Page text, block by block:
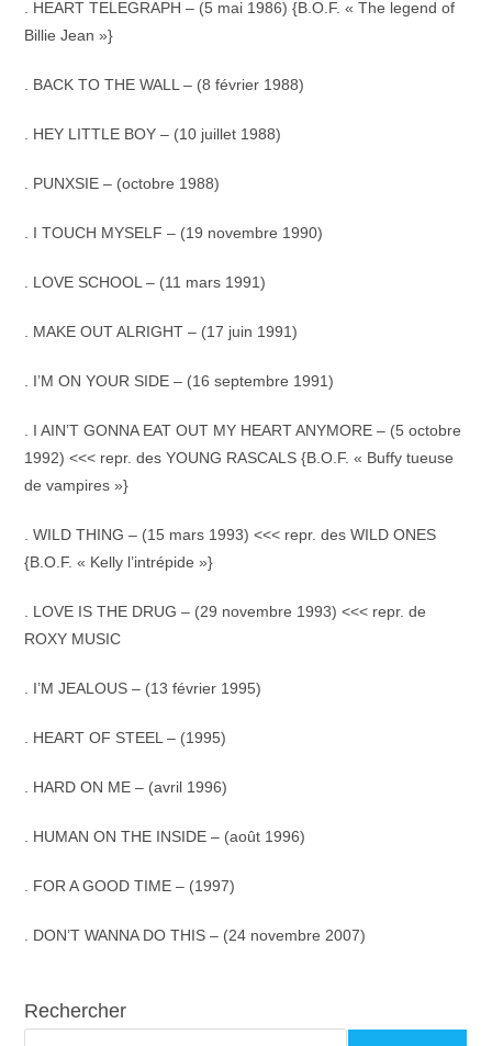
. HEART TELEGRAPH – (5 mai 1986) {B.O.F. « The legend of
Billie Jean »}
. BACK TO THE WALL – (8 février 1988)
. HEY LITTLE BOY – (10 juillet 1988)
. PUNXSIE – (octobre 1988)
. I TOUCH MYSELF – (19 novembre 1990)
. LOVE SCHOOL – (11 mars 1991)
. MAKE OUT ALRIGHT – (17 juin 1991)
. I’M ON YOUR SIDE – (16 septembre 1991)
. I AIN’T GONNA EAT OUT MY HEART ANYMORE – (5 octobre
1992) <<< repr. des YOUNG RASCALS {B.O.F. « Buffy tueuse
de vampires »}
. WILD THING – (15 mars 1993) <<< repr. des WILD ONES
{B.O.F. « Kelly l’intrépide »}
. LOVE IS THE DRUG – (29 novembre 1993) <<< repr. de
ROXY MUSIC
. I’M JEALOUS – (13 février 1995)
. HEART OF STEEL – (1995)
. HARD ON ME – (avril 1996)
. HUMAN ON THE INSIDE – (août 1996)
. FOR A GOOD TIME – (1997)
. DON’T WANNA DO THIS – (24 novembre 2007)
Rechercher